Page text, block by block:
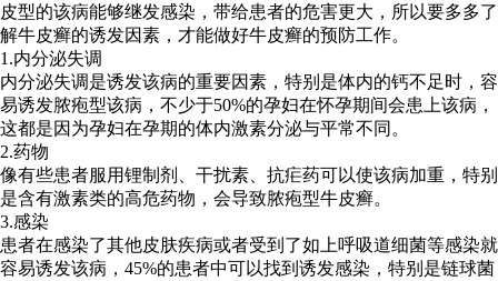
皮型的该病能够继发感染，带给患者的危害更大，所以要多多了
解牛皮癣的诱发因素，才能做好牛皮癣的预防工作。
1.内分泌失调
内分泌失调是诱发该病的重要因素，特别是体内的钙不足时，容
易诱发脓疱型该病，不少于50%的孕妇在怀孕期间会患上该病，
这都是因为孕妇在孕期的体内激素分泌与平常不同。
2.药物
像有些患者服用锂制剂、干扰素、抗疟药可以使该病加重，特别
是含有激素类的高危药物，会导致脓疱型牛皮癣。
3.感染
患者在感染了其他皮肤疾病或者受到了如上呼吸道细菌等感染就
容易诱发该病，45%的患者中可以找到诱发感染，特别是链球菌